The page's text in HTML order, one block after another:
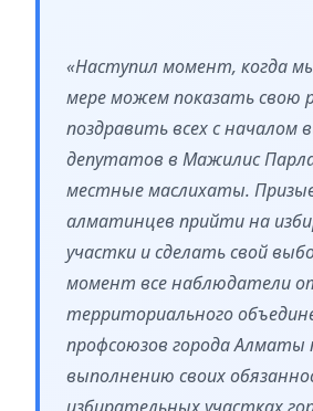
«Наступил момент, когда
мере можем показать свою
поздравить всех с началом
депутатов в Мажилис
местные маслихаты.
алматинцев прийти на
участки и сделать свой
момент все наблюдатели
территориального
профсоюзов города Алматы
выполнению своих